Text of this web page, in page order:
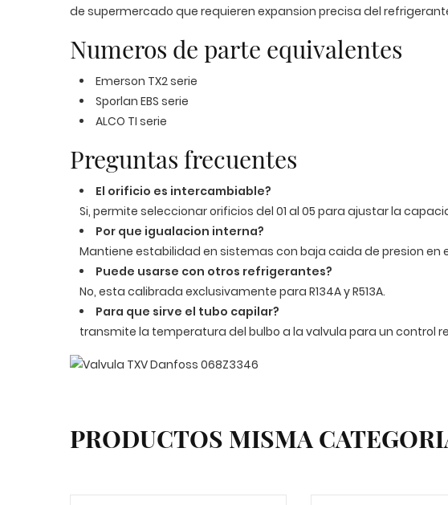
de supermercado que requieren expansion precisa del refrigerante
Numeros de parte equivalentes
Emerson TX2 serie
Sporlan EBS serie
ALCO TI serie
Preguntas frecuentes
El orificio es intercambiable?
Si, permite seleccionar orificios del 01 al 05 para ajustar la
Por que igualacion interna?
Mantiene estabilidad en sistemas con baja caida de presion en
Puede usarse con otros refrigerantes?
No, esta calibrada exclusivamente para R134A y R513A.
Para que sirve el tubo capilar?
transmite la temperatura del bulbo a la valvula para un control
PRODUCTOS MISMA